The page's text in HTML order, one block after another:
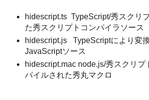
hidescript.ts TypeScript/秀スクリ
た秀スクリプトコンパイラソース
hidescript.js TypeScriptにより変
JavaScriptソース
hidescript.mac node.js/秀スクリプ
パイルされた秀丸マクロ